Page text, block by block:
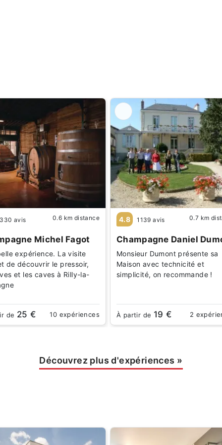
330 avis 0.6 km distance
Michel Fagot
expérience. La visite
de découvrir le pressoir,
et les caves à Rilly-la-
de 25 € 10 expériences
4.8 1139 avis 0.7 km
Champagne Daniel
Monsieur Dumont présente sa
Maison avec technicité et
simplicité, on recommande !
À partir de 19 € 2
Découvrez plus d'expériences »